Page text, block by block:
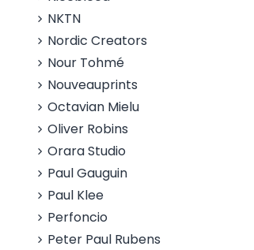
NKTN
Nordic Creators
Nour Tohmé
Nouveauprints
Octavian Mielu
Oliver Robins
Orara Studio
Paul Gauguin
Paul Klee
Perfoncio
Peter Paul Rubens